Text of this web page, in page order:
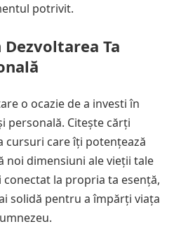
potrivit.
Ta
o ocazie de a investi în
personală. Citește cărți
cursuri care îți potențează
noi dimensiuni ale vieții tale
la propria ta esență,
solidă pentru a împărți viața